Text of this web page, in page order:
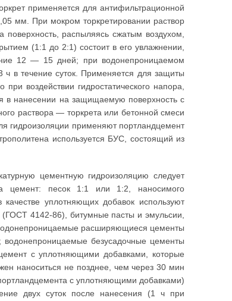
применяется для антифильтрационной
мм. При мокром торкретировании раствор
распыляясь сжатым воздухом,
(1:1 до 2:1) состоит в его увлажнении,
12 — 15 дней; при водонепроницаемом
в течение суток. Применяется для защиты
воздействии гидростатического напора,
в нанесении на защищаемую поверхность с
раствора — торкрета или бетонной смеси
гидроизоляции применяют портландцемент
используется БУС, состоящий из
цементную гидроизоляцию следует
цемент: песок 1:1 или 1:2, наносимого
уплотняющих добавок используют
4142-86), битумные пасты и эмульсии,
расширяющиеся цементы
безусадочные цементы
с уплотняющими добавками, которые
наноситься не позднее, чем через 30 мин
с уплотняющими добавками)
двух суток после нанесения (1 ч при